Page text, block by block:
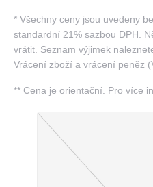
* Všechny ceny jsou uvedeny
standardní 21% sazbou DPH.
vrátit. Seznam výjimek
Vrácení zboží a vrácení peněz
** Cena je orientační. Pro více